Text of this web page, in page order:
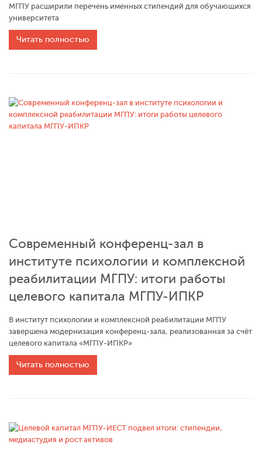
МГПУ расширили перечень именных стипендий для обучающихся
университета
Читать полностью
Современный конференц‑зал в
институте психологии и комплексной
реабилитации МГПУ: итоги работы
целевого капитала МГПУ-ИПКР
В институт психологии и комплексной реабилитации МГПУ
завершена модернизация конференц‑зала, реализованная за счёт
целевого капитала «МГПУ-ИПКР»
Читать полностью